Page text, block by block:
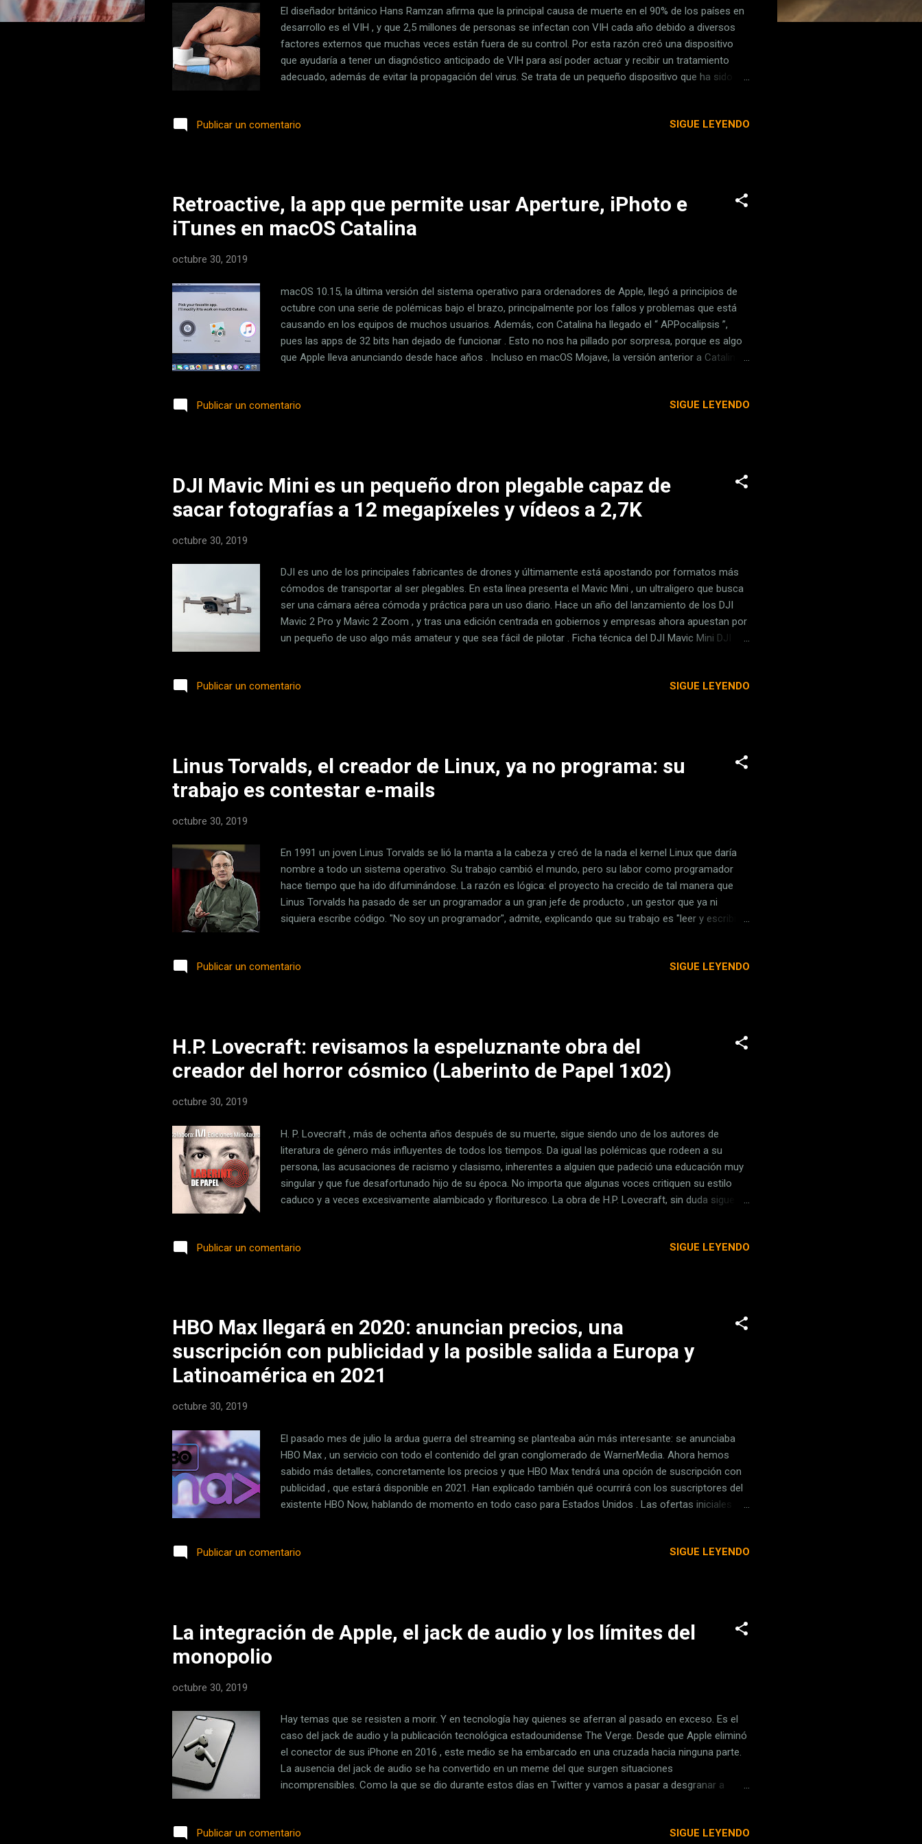
El diseñador británico Hans Ramzan afirma que la principal causa de muerte en el 90% de los países en
desarrollo es el VIH , y que 2,5 millones de personas se infectan con VIH cada año debido a diversos
factores externos que muchas veces están fuera de su control. Por esta razón creó una dispositivo
que ayudaría a tener un diagnóstico anticipado de VIH para así poder actuar y recibir un tratamiento
adecuado, además de evitar la propagación del virus. Se trata de un pequeño dispositivo que ha sido
que puede ser una solución viable y económica para que las personas sepan si tienen VIH de forma
Publicar un comentario SIGUE LEYENDO
Retroactive, la app que permite usar Aperture, iPhoto e
iTunes en macOS Catalina
octubre 30, 2019
macOS 10.15, la última versión del sistema operativo para ordenadores de Apple, llegó a principios de
octubre con una serie de polémicas bajo el brazo, principalmente por los fallos y problemas que está
causando en los equipos de muchos usuarios. Además, con Catalina ha llegado el “ APPocalipsis ”,
pues las apps de 32 bits han dejado de funcionar . Esto no nos ha pillado por sorpresa, porque es algo
que Apple lleva anunciando desde hace años . Incluso en macOS Mojave, la versión anterior a Catalina,
terceros, ya que algunos programas de Apple han dejado de ser compatibles con macOS Catalina ,
Publicar un comentario SIGUE LEYENDO
DJI Mavic Mini es un pequeño dron plegable capaz de
sacar fotografías a 12 megapíxeles y vídeos a 2,7K
octubre 30, 2019
DJI es uno de los principales fabricantes de drones y últimamente está apostando por formatos más
cómodos de transportar al ser plegables. En esta línea presenta el Mavic Mini , un ultraligero que busca
ser una cámara aérea cómoda y práctica para un uso diario. Hace un año del lanzamiento de los DJI
Mavic 2 Pro y Mavic 2 Zoom , y tras una edición centrada en gobiernos y empresas ahora apuestan por
un pequeño de uso algo más amateur y que sea fácil de pilotar . Ficha técnica del DJI Mavic Mini DJI
en ascenso 4 m/s (modo S) 2 m/s (modo P) 1.5 m/s (modo C) Velocidad máx. en descenso 3 m/s
Publicar un comentario SIGUE LEYENDO
Linus Torvalds, el creador de Linux, ya no programa: su
trabajo es contestar e-mails
octubre 30, 2019
En 1991 un joven Linus Torvalds se lió la manta a la cabeza y creó de la nada el kernel Linux que daría
nombre a todo un sistema operativo. Su trabajo cambió el mundo, pero su labor como programador
hace tiempo que ha ido difuminándose. La razón es lógica: el proyecto ha crecido de tal manera que
Linus Torvalds ha pasado de ser un programador a un gran jefe de producto , un gestor que ya ni
siquiera escribe código. "No soy un programador", admite, explicando que su trabajo es "leer y escribir
esa conversación con Dirk Hohndel, Chief Open Source Officer de VMWare, Torvalds destacó que ha
Publicar un comentario SIGUE LEYENDO
H.P. Lovecraft: revisamos la espeluznante obra del
creador del horror cósmico (Laberinto de Papel 1x02)
octubre 30, 2019
H. P. Lovecraft , más de ochenta años después de su muerte, sigue siendo uno de los autores de
literatura de género más influyentes de todos los tiempos. Da igual las polémicas que rodeen a su
persona, las acusaciones de racismo y clasismo, inherentes a alguien que padeció una educación muy
singular y que fue desafortunado hijo de su época. No importa que algunas voces critiquen su estilo
caduco y a veces excesivamente alambicado y florituresco. La obra de H.P. Lovecraft, sin duda sigue
llegado por esa vía es de lo que habla la segunda entrega de nuestra serie de podcasts semanales
Publicar un comentario SIGUE LEYENDO
HBO Max llegará en 2020: anuncian precios, una
suscripción con publicidad y la posible salida a Europa y
Latinoamérica en 2021
octubre 30, 2019
El pasado mes de julio la ardua guerra del streaming se planteaba aún más interesante: se anunciaba
HBO Max , un servicio con todo el contenido del gran conglomerado de WarnerMedia. Ahora hemos
sabido más detalles, concretamente los precios y que HBO Max tendrá una opción de suscripción con
publicidad , que estará disponible en 2021. Han explicado también qué ocurrirá con los suscriptores del
existente HBO Now, hablando de momento en todo caso para Estados Unidos . Las ofertas iniciales
los 50 millones de suscriptores en EE.UU. (de los 34 actuales). En 2020 a Estados Unidos con 1.800
Publicar un comentario SIGUE LEYENDO
La integración de Apple, el jack de audio y los límites del
monopolio
octubre 30, 2019
Hay temas que se resisten a morir. Y en tecnología hay quienes se aferran al pasado en exceso. Es el
caso del jack de audio y la publicación tecnológica estadounidense The Verge. Desde que Apple eliminó
el conector de sus iPhone en 2016 , este medio se ha embarcado en una cruzada hacia ninguna parte.
La ausencia del jack de audio se ha convertido en un meme del que surgen situaciones
incomprensibles. Como la que se dio durante estos días en Twitter y vamos a pasar a desgranar a
(@reckless) October 28, 2019 En el tweet superior, Nilay Patel afirma que "literalmente no hay manera
Publicar un comentario SIGUE LEYENDO